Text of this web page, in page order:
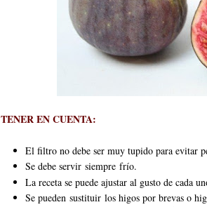
TENER EN CUENTA:
El filtro no debe ser muy tupido para evitar
Se debe servir siempre frío.
La receta se puede ajustar al gusto de cada
Se pueden sustituir los higos por brevas o